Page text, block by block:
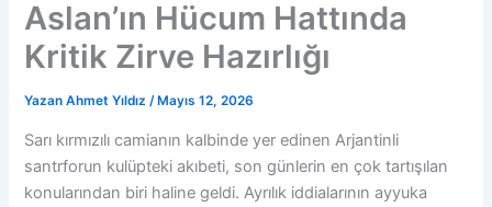
Aslan’ın Hücum Hattında
Kritik Zirve Hazırlığı
Yazan Ahmet Yıldız/ Mayıs 12, 2026
Sarı kırmızılı camianın kalbinde yer edinen Arjantinli
santrforun kulüpteki akıbeti, son günlerin en çok tartışılan
konularından biri haline geldi. Ayrılık iddialarının ayyuka